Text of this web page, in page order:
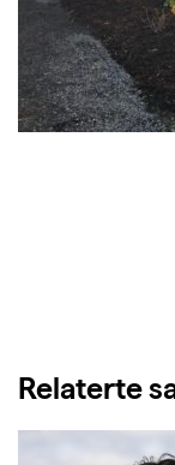
Relaterte